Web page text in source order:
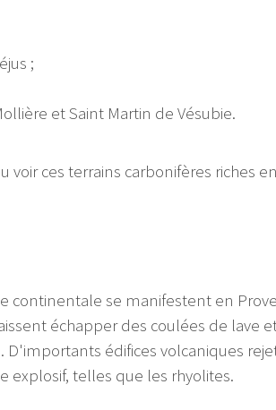
;
et Saint Martin de Vésubie.
voir ces terrains carbonifères riches
continentale se manifestent en
échapper des coulées de lave
édifices volcaniques
explosif, telles que les rhyolites.